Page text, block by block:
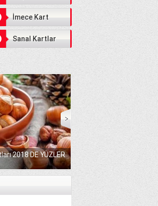
İmece Kart
Sanal Kartlar
2018 DE YÜZLER
Katar İşçi Maaşları